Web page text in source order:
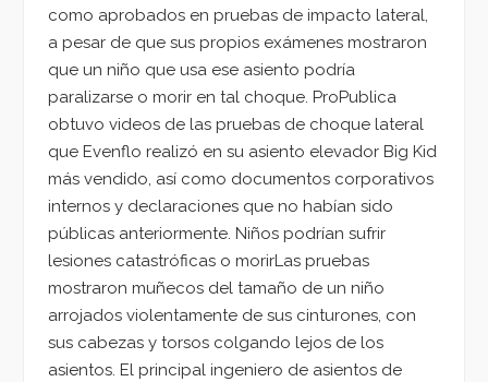
como aprobados en pruebas de impacto lateral,
a pesar de que sus propios exámenes mostraron
que un niño que usa ese asiento podría
paralizarse o morir en tal choque. ProPublica
obtuvo videos de las pruebas de choque lateral
que Evenflo realizó en su asiento elevador Big Kid
más vendido, así como documentos corporativos
internos y declaraciones que no habían sido
públicas anteriormente. Niños podrían sufrir
lesiones catastróficas o morirLas pruebas
mostraron muñecos del tamaño de un niño
arrojados violentamente de sus cinturones, con
sus cabezas y torsos colgando lejos de los
asientos. El principal ingeniero de asientos de